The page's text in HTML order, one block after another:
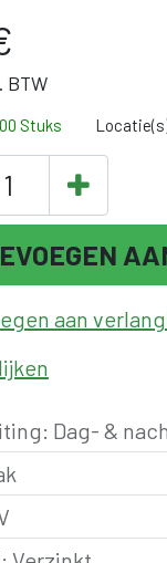
BTW
Stuks
aan
: Dag- &